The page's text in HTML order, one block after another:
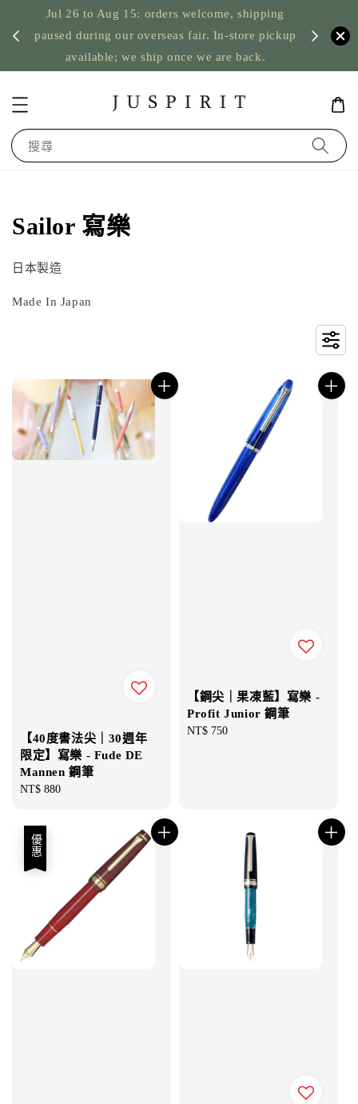
Jul 26 to Aug 15: orders welcome, shipping
during our overseas fair. In-store pickup
available; we ship once we are back.
US orders:
搜尋
Sailor 寫樂
日本製造
Made In Japan
【40度書法尖｜30週年
限定】寫樂 - Fude DE
Mannen 鋼筆
Regular
NT$ 880
【鋼尖｜果凍藍】寫樂 -
Profit Junior 鋼筆
Regular
NT$ 750
優惠